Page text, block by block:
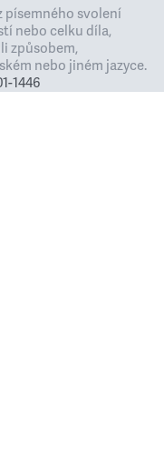
písemného svolení
nebo celku díla,
způsobem,
nebo jiném jazyce.
1446